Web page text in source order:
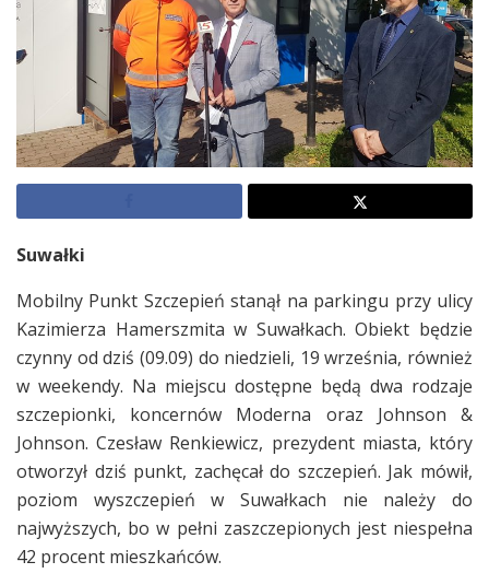
Suwałki
Mobilny Punkt Szczepień stanął na parkingu przy ulicy
Kazimierza Hamerszmita w Suwałkach. Obiekt będzie
czynny od dziś (09.09) do niedzieli, 19 września, również
w weekendy. Na miejscu dostępne będą dwa rodzaje
szczepionki, koncernów Moderna oraz Johnson &
Johnson. Czesław Renkiewicz, prezydent miasta, który
otworzył dziś punkt, zachęcał do szczepień. Jak mówił,
poziom wyszczepień w Suwałkach nie należy do
najwyższych, bo w pełni zaszczepionych jest niespełna
42 procent mieszkańców.